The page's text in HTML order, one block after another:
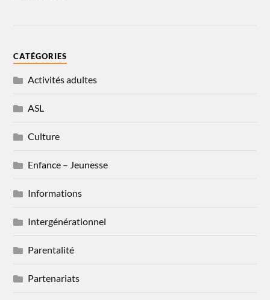
CATÉGORIES
Activités adultes
ASL
Culture
Enfance – Jeunesse
Informations
Intergénérationnel
Parentalité
Partenariats